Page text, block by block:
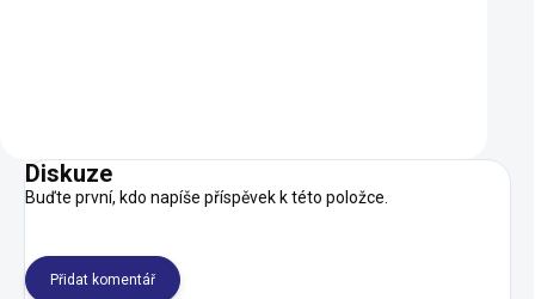
Diskuze
Buďte první, kdo napíše příspěvek k této položce.
Přidat komentář